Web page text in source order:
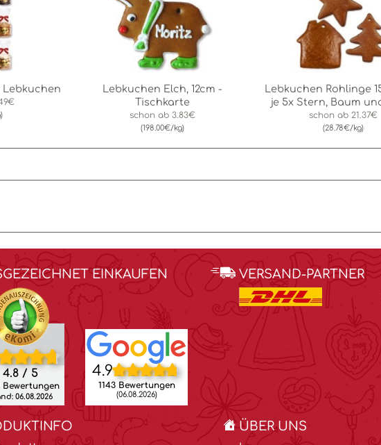
Lebkuchen Elch, 12cm -
Tischkarte
schon ab3.83€
(198.00€/kg)
Lebkuchen Rohlinge
je 5x Stern, Baum
schon ab 21.37€
(28.78€/kg)
EINKAUFEN
4.8 / 5
Bewertungen
06.08.2026
4.9
1143 Bewertungen
(06.08.2026)
VERSAND-PARTNER
ÜBER UNS